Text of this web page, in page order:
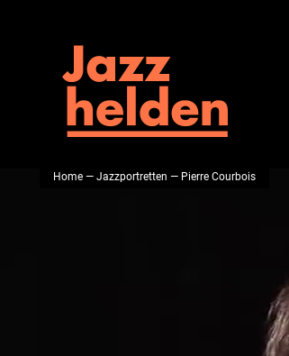
Home—Jazzportretten — Pierre Courbois